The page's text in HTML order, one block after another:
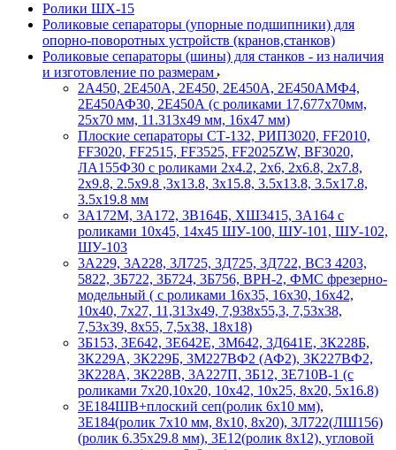
Ролики ШХ-15
Роликовые сепараторы (упорные подшипники) для
опорно-поворотных устройств (кранов,станков)
Роликовые сепараторы (шины) для станков - из наличия
и изготовление по размерам
2А450, 2Е450А, 2Е450, 2Е450А, 2Е450АМФ4,
2Е450АФ30, 2Е450А (с роликами 17,677х70мм,
25х70 мм, 11.313х49 мм, 16х47 мм)
Плоские сепараторы СТ-132, РИП3020, FF2010,
FF3020, FF2515, FF3525, FF2025ZW, BF3020,
ЛА155Ф30 с роликами 2х4.2, 2х6, 2х6.8, 2х7.8,
2х9.8, 2.5х9.8 ,3х13.8, 3х15.8, 3.5х13.8, 3.5х17.8,
3.5х19.8 мм
3А172М, 3А172, 3В164Б, ХШ3415, 3А164 с
роликами 10х45, 14х45 ШУ-100, ШУ-101, ШУ-102,
ШУ-103
3А229, 3А228, 3Л725, 3Д725, 3Д722, ВСЗ 4203,
5822, 3Б722, 3Б724, 3Б756, ВРН-2, ФМС фрезерно-
модельный ( с роликами 16х35, 16х30, 16х42,
10х40, 7х27, 11,313х49, 7,938х55,3, 7,53х38,
7,53х39, 8х55, 7,5х38, 18х18)
3Б153, 3Е642, 3Е642Е, 3М642, 3Д641Е, 3К228Б,
3К229А, 3К229Б, 3М227ВФ2 (АФ2), 3К227ВФ2,
3К228А, 3К228В, 3А227П, 3Б12, 3Е710В-1 (с
роликами 7х20,10х20, 10х42, 10х25, 8х20, 5х16.8)
3Е184ШВ+плоский сеп(ролик 6х10 мм),
3Е184(ролик 7х10 мм, 8х10, 8х20), 3Л722(ЛШ156)
(ролик 6.35х29.8 мм), 3Е12(ролик 8х12), угловой